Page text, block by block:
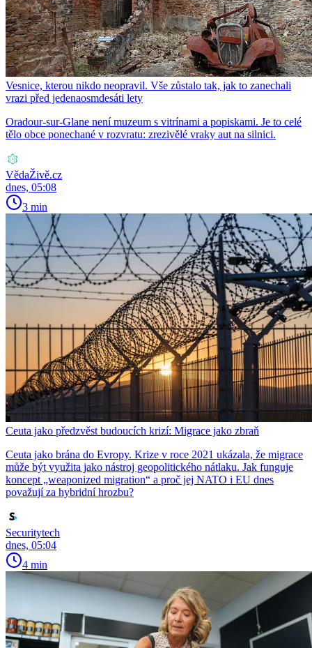
Vesnice, kterou nikdo neopravil. Vše zůstalo tak, jak to zanechali
vrazi před jedenaosmdesáti lety
Oradour-sur-Glane není muzeum s vitrínami a popiskami. Je to celé
tělo obce ponechané v rozvratu: zrezivělé vraky aut na silnici.
VědaŽivě.cz
dnes, 05:08
3 min
Ceuta jako předzvěst budoucích krizí: Migrace jako zbraň
Ceuta jako brána do Evropy. Krize v roce 2021 ukázala, že migrace
může být využita jako nástroj geopolitického nátlaku. Jak funguje
koncept „weaponized migration“ a proč jej NATO i EU dnes
považují za hybridní hrozbu?
Securitytech
dnes, 05:04
4 min